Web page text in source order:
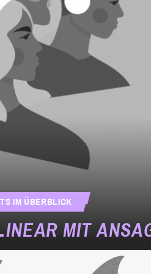
IM ÜBERBLICK
MIT